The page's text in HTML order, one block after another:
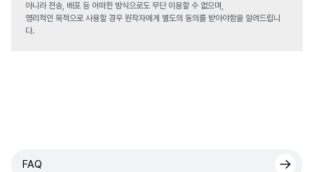
아니라 전송, 배포 등 어떠한 방식으로도 무단 이용할 수 없으며,
영리적인 목적으로 사용할 경우 원작자에게 별도의 동의를 받아야함을 알려드립니
다.
FAQ